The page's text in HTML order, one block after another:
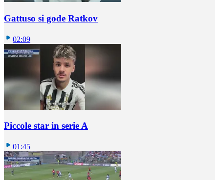
Gattuso si gode Ratkov
02:09
Piccole star in serie A
01:45